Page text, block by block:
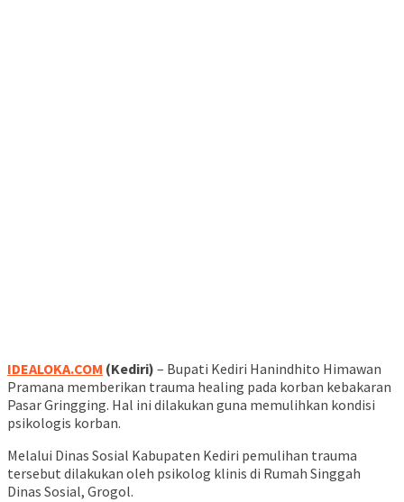
IDEALOKA.COM (Kediri) – Bupati Kediri Hanindhito Himawan
Pramana memberikan trauma healing pada korban kebakaran
Pasar Gringging. Hal ini dilakukan guna memulihkan kondisi
psikologis korban.
Melalui Dinas Sosial Kabupaten Kediri pemulihan trauma
tersebut dilakukan oleh psikolog klinis di Rumah Singgah
Dinas Sosial, Grogol.